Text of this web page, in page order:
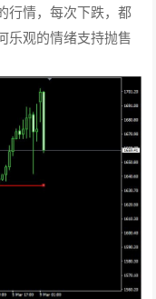
行情，每次下跌，都
乐观的情绪支持抛售